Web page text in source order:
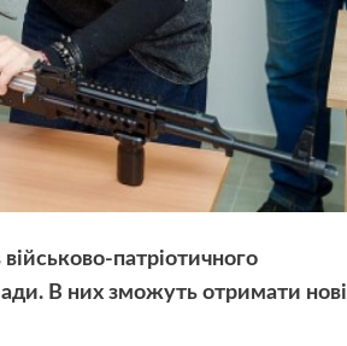
патріотичного
В них зможуть отримати нові